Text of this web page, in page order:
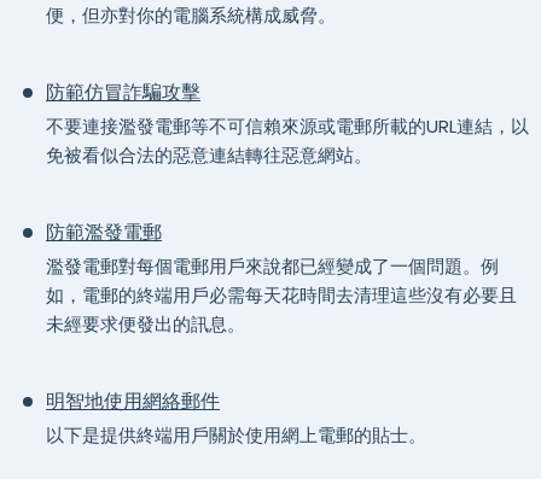
便，但亦對你的電腦系統構成威脅。
防範仿冒詐騙攻擊
不要連接濫發電郵等不可信賴來源或電郵所載的URL連結，以
免被看似合法的惡意連結轉往惡意網站。
防範濫發電郵
濫發電郵對每個電郵用戶來說都已經變成了一個問題。例
如，電郵的終端用戶必需每天花時間去清理這些沒有必要且
未經要求便發出的訊息。
明智地使用網絡郵件
以下是提供終端用戶關於使用網上電郵的貼士。